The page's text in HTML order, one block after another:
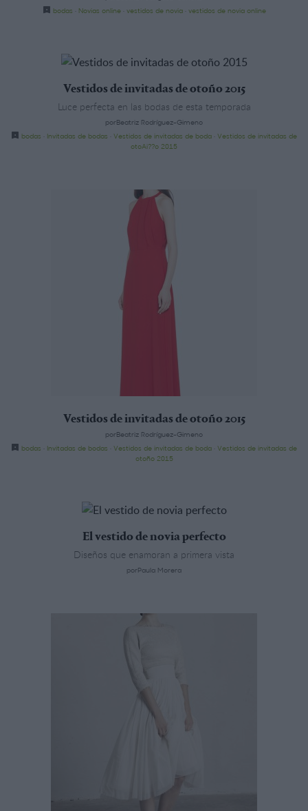
bodas
Novias online· vestidos de novia· vestidos de novia online
Vestidos de invitadas de otoño 2015
Luce perfecta en las bodas de esta temporada
porBeatriz Rodríguez-Gimeno
bodas
Invitadas de bodas Vestidos de invitadas de boda Vestidos de invitadas de
otoAi??o 2015
Vestidos de invitadas de otoño 2015
porBeatriz Rodríguez-Gimeno
bodas
Invitadas de bodas Vestidos de invitadas de boda Vestidos de invitadas de
otoño 2015
El vestido de novia perfecto
Diseños que enamoran a primera vista
porPaula Morera